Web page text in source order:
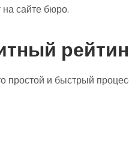
сайте бюро.
простой и быстрый